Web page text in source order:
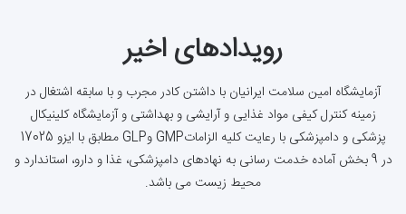
رویدادهای اخیر
آزمایشگاه امین سلامت ایرانیان با داشتن کادر مجرب و با سابقه اشتغال در
زمینه کنترل کیفی مواد غذایی و آرایشی و بهداشتی و آزمایشگاه کلینیکال
پزشکی و دامپزشکی با رعایت کلیه الزاماتGMP وGLP مطابق با ایزو 17025
در 9 بخش آماده خدمت رسانی به نهادهای دامپزشکی، غذا و دارو، استاندارد و
محیط زیست می باشد.